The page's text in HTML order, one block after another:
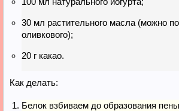
30 мл растительного масла (можно
оливкового);
20 г какао.
Как делать:
Белок взбиваем до образования